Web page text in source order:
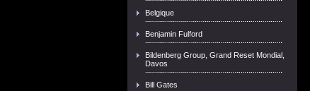
Belgique
Benjamin Fulford
Bildenberg Group, Grand Reset Mondial,
Davos
Bill Gates